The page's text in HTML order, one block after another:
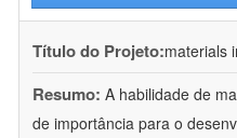
Título do Projeto:materials
Resumo: A habilidade de
de importância para o